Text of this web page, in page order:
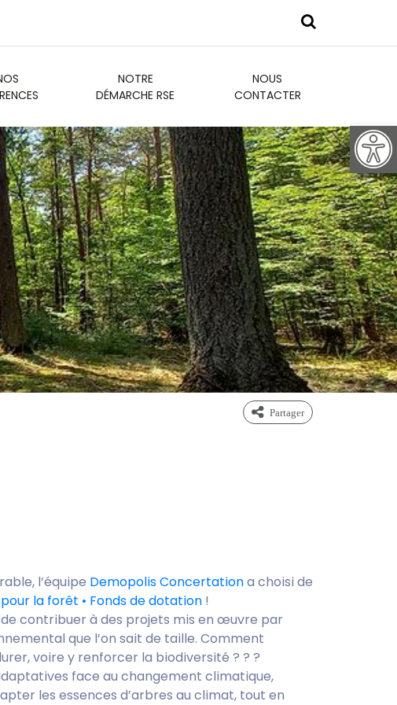
NOTRE
DÉMARCHE RSE
NOUS
CONTACTER
partager
l’équipe Demopolis Concertationa choisi de
la forêt • Fonds de dotation !
de contribuer à des projets mis en œuvre par
que l’on sait de taille. Comment
voire y renforcer la biodiversité ? ? ?
face au changement climatique,
les essences d’arbres au climat, tout en